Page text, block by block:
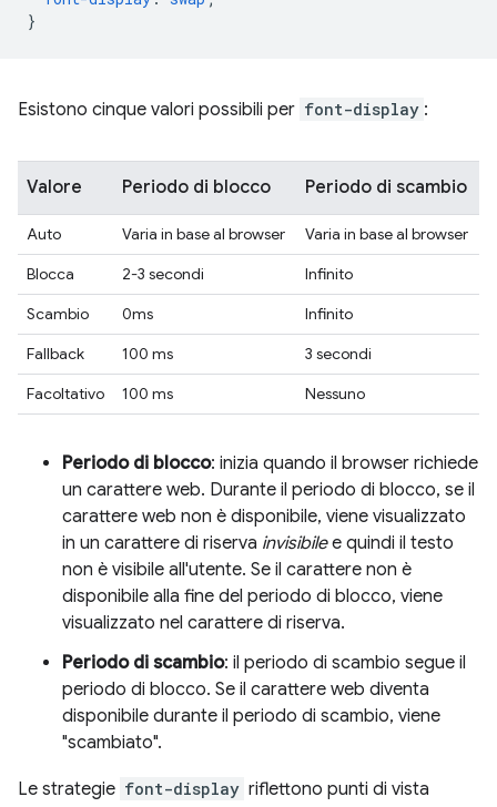
}
Esistono cinque valori possibili per font-display :
Valore Periodo di blocco Periodo di scambio
Auto Varia in base al browser
Varia in base al browser
Blocca
2-3 secondi
Infinito
Scambio
0ms
Infinito
Fallback
100 ms
3 secondi
Facoltativo
100 ms Nessuno
Periodo di blocco: inizia quando il browser richiede
un carattere web. Durante il periodo di blocco, se il
carattere web non è disponibile, viene visualizzato
in un carattere di riserva invisibilee quindi il testo
non è visibile all'utente. Se il carattere non è
disponibile alla fine del periodo di blocco, viene
visualizzato nel carattere di riserva.
Periodo di scambio: il periodo di scambio segue il
periodo di blocco. Se il carattere web diventa
disponibile durante il periodo di scambio, viene
"scambiato".
Le strategie font-display riflettono punti di vista